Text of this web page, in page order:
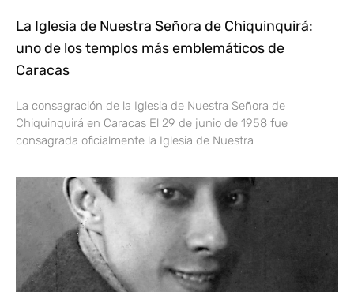
La Iglesia de Nuestra Señora de Chiquinquirá:
uno de los templos más emblemáticos de
Caracas
La consagración de la Iglesia de Nuestra Señora de
Chiquinquirá en Caracas El 29 de junio de 1958 fue
consagrada oficialmente la Iglesia de Nuestra